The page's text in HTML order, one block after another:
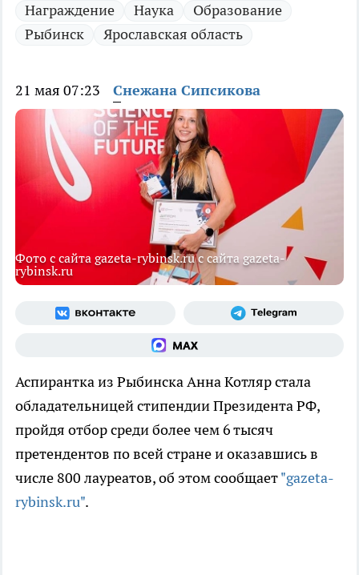
Награждение Наука
Образование
Рыбинск
Ярославская область
21 мая 07:23 Снежана Сипсикова
Фото с сайта gazeta-rybinsk.ru с сайта gazeta-
rybinsk.ru
Аспирантка из Рыбинска Анна Котляр стала
обладательницей стипендии Президента РФ,
пройдя отбор среди более чем 6 тысяч
претендентов по всей стране и оказавшись в
числе 800 лауреатов, об этом сообщает"gazeta-
rybinsk.ru".